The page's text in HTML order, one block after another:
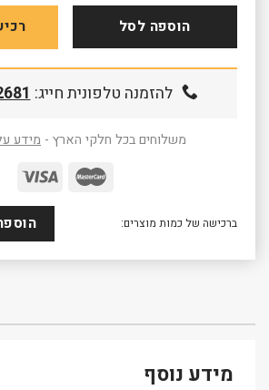
הוספה לסל
להזמנה טלפונית חייג:
משלוחים בכל חלקי הארץ - מידע
ברכישה של כמות מוצרים:
מידע נוסף